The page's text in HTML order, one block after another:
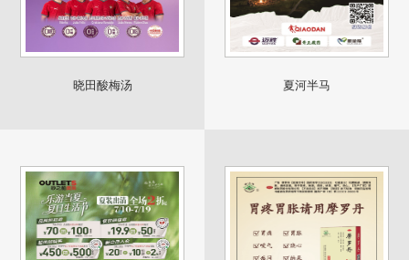
晓田酸梅汤 夏河半马